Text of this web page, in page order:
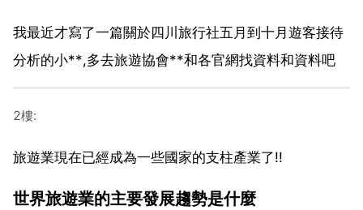
我最近才寫了一篇關於四川旅行社五月到十月遊客接待
分析的小**,多去旅遊協會**和各官網找資料和資料吧
2樓:
旅遊業現在已經成為一些國家的支柱產業了!!
世界旅遊業的主要發展趨勢是什麼